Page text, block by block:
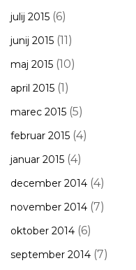
julij 2015 (6)
junij 2015 (11)
maj 2015 (10)
april 2015 (1)
marec 2015 (5)
februar 2015 (4)
januar 2015 (4)
december 2014 (4)
november 2014 (7)
oktober 2014 (6)
september 2014 (7)